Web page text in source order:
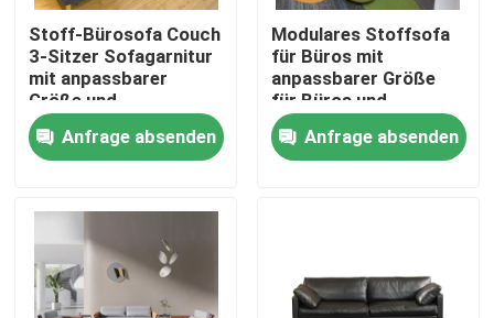
Produkte
Stoff-Bürosofa Couch
3-Sitzer Sofagarnitur
mit anpassbarer
Größe und
Massivholzrahmen
Anfrage absenden
Modulares Stoffsofa
für Büros mit
anpassbarer Größe
für Büros und
Wohnzimmer
Anfrage absenden